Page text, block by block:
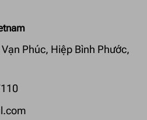
Phúc, Hiệp Bình Phước,